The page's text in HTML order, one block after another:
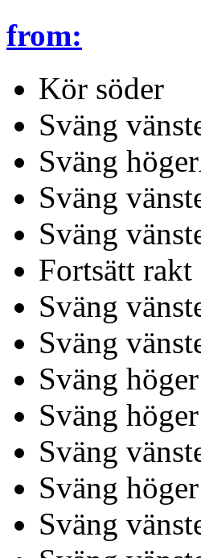
from:
Kör söder
Sväng
Sväng
Sväng
Sväng
Fortsätt rakt
Sväng
Sväng
Sväng höger
Sväng höger
Sväng
Sväng höger
Sväng